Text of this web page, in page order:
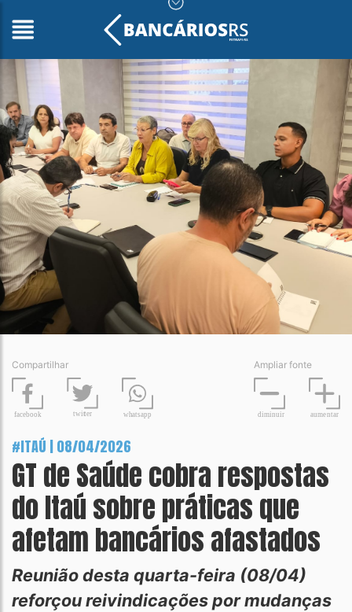
Compartilhar
facebook twitter whatsapp
Ampliar fonte
diminuir aumentar
#ITAÚ | 08/04/2026
GT de Saúde cobra respostas
do Itaú sobre práticas que
afetam bancários afastados
Reunião desta quarta-feira (08/04)
reforçou reivindicações por mudanças